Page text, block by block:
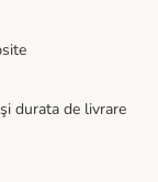
durata de livrare